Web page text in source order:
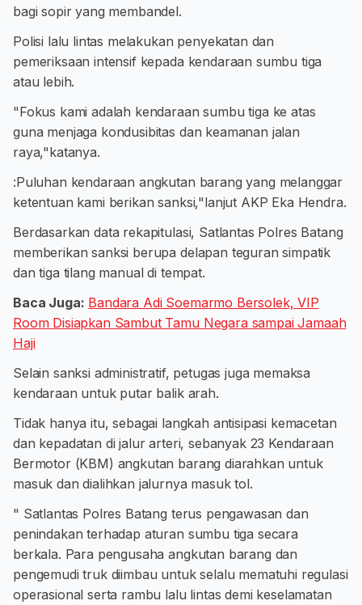
bagi sopir yang membandel.
​Polisi lalu lintas melakukan penyekatan dan
pemeriksaan intensif kepada kendaraan sumbu tiga
atau lebih.
"Fokus kami adalah kendaraan sumbu tiga ke atas
guna menjaga kondusibitas dan keamanan jalan
raya,"katanya.
:Puluhan kendaraan angkutan barang yang melanggar
ketentuan kami berikan sanksi,"lanjut AKP Eka Hendra.
Berdasarkan data rekapitulasi, Satlantas Polres Batang
memberikan sanksi berupa delapan teguran simpatik
dan tiga tilang manual di tempat.
Baca Juga: Bandara Adi Soemarmo Bersolek, VIP
Room Disiapkan Sambut Tamu Negara sampai Jamaah
Haji
Selain sanksi administratif, petugas juga memaksa
kendaraan untuk putar balik arah.
Tidak hanya itu, sebagai langkah antisipasi kemacetan
dan kepadatan di jalur arteri, sebanyak 23 Kendaraan
Bermotor (KBM) angkutan barang diarahkan untuk
masuk dan dialihkan jalurnya masuk tol.
" Satlantas Polres Batang terus pengawasan dan
penindakan terhadap aturan sumbu tiga secara
berkala. Para pengusaha angkutan barang dan
pengemudi truk diimbau untuk selalu mematuhi regulasi
operasional serta rambu lalu lintas demi keselamatan